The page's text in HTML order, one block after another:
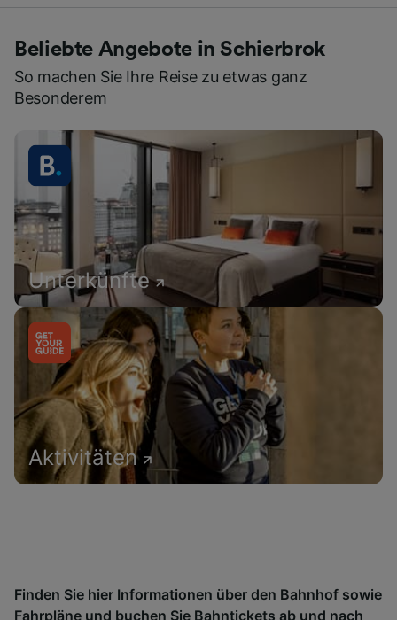
Beliebte Angebote in Schierbrok
So machen Sie Ihre Reise zu etwas ganz
Besonderem
Unterkünfte
Aktivitäten
Finden Sie hier Informationen über den Bahnhof sowie
Fahrpläne und buchen Sie Bahntickets ab und nach